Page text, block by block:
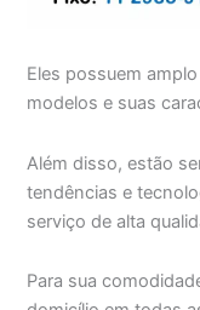
Eles possuem
modelos e suas
Além disso, estão
tendências e
serviço de alta
Para sua